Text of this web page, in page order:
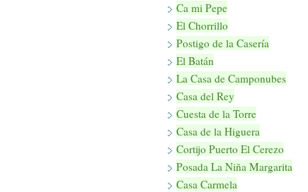
Ca mi Pepe
El Chorrillo
Postigo de la Casería
El Batán
La Casa de Camponubes
Casa del Rey
Cuesta de la Torre
Casa de la Higuera
Cortijo Puerto El Cerezo
Posada La Niña Margarita
Casa Carmela